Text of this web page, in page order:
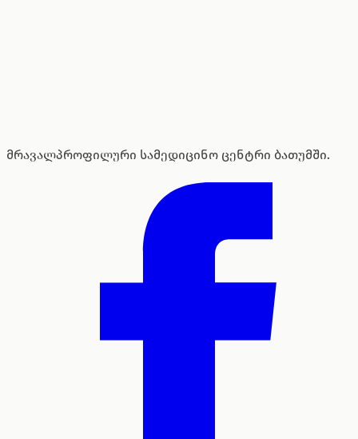
მრავალპროფილური სამედიცინო ცენტრი ბათუმში.